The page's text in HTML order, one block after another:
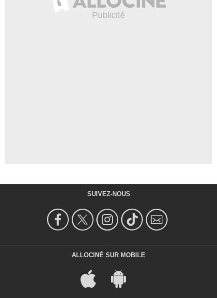
SUIVEZ-NOUS
ALLOCINÉ SUR MOBILE